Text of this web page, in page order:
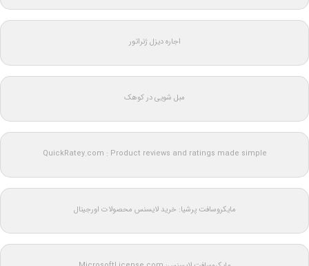
اجاره دیزل ژنراتور
مبل شویی در کوهک
QuickRatey.com : Product reviews and ratings made simple
مایکروسافت پرشیا: خرید لایسنس محصولات اورجینال